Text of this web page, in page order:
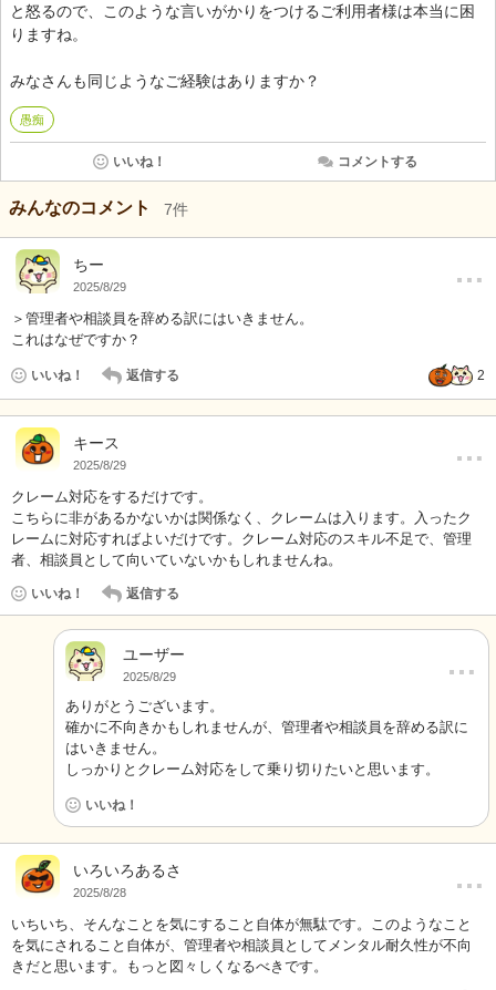
と怒るので、このような言いがかりをつけるご利用者様は本当に困
りますね。
みなさんも同じようなご経験はありますか？
愚痴
いいね！ コメントする
みんなのコメント 7件
ちー
2025/8/29 …
＞管理者や相談員を辞める訳にはいきません。
これはなぜですか？
いいね！ 返信する 2
キース
2025/8/29 …
クレーム対応をするだけです。
こちらに非があるかないかは関係なく、クレームは入ります。入ったク
レームに対応すればよいだけです。クレーム対応のスキル不足で、管理
者、相談員として向いていないかもしれませんね。
いいね！ 返信する
ユーザー
2025/8/29 …
ありがとうございます。
確かに不向きかもしれませんが、管理者や相談員を辞める訳に
はいきません。
しっかりとクレーム対応をして乗り切りたいと思います。
いいね！
いろいろあるさ
2025/8/28 …
いちいち、そんなことを気にすること自体が無駄です。このようなこと
を気にされること自体が、管理者や相談員としてメンタル耐久性が不向
きだと思います。もっと図々しくなるべきです。